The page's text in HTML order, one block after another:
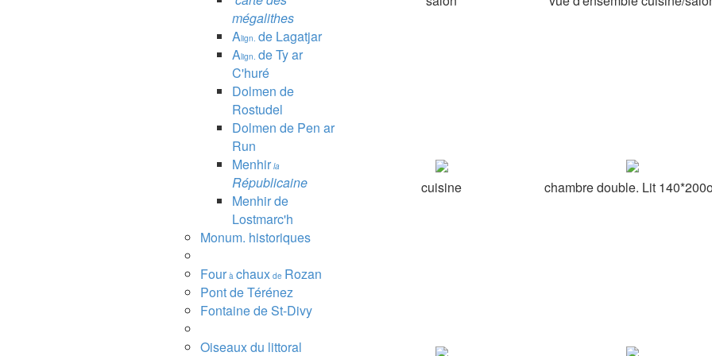
mégalithes
Align. de Lagatjar
Align. de Ty ar
C'huré
Dolmen de
Rostudel
Dolmen de Pen ar
Run
Menhir la
Républicaine
Menhir de
Lostmarc'h
Monum. historiques
Four à chaux de Rozan
Pont de Térénez
Fontaine de St-Divy
Oiseaux du littoral
cuisine chambre double. Lit